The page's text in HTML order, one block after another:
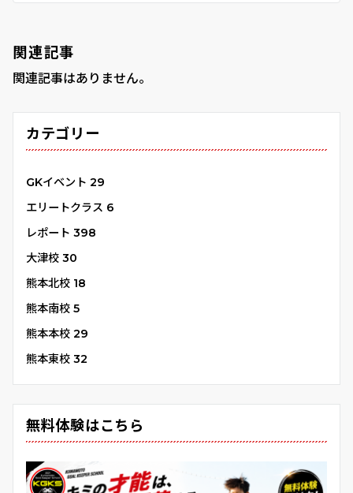
関連記事
関連記事はありません。
カテゴリー
GKイベント 29
エリートクラス 6
レポート 398
大津校 30
熊本北校 18
熊本南校 5
熊本本校 29
熊本東校 32
無料体験はこちら